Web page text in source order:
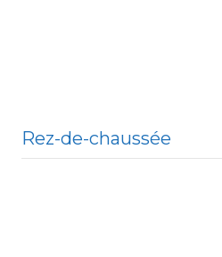
Rez-de-chaussée